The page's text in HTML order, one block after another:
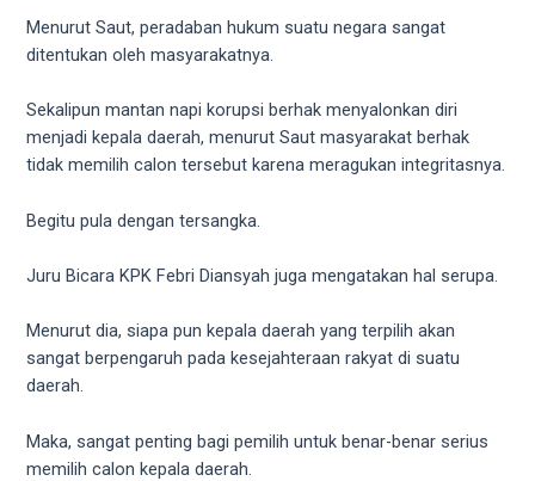
completely
free!
Menurut Saut, peradaban hukum suatu negara sangat
ditentukan oleh masyarakatnya.
Sekalipun mantan napi korupsi berhak menyalonkan diri
menjadi kepala daerah, menurut Saut masyarakat berhak
tidak memilih calon tersebut karena meragukan integritasnya.
Begitu pula dengan tersangka.
Juru Bicara KPK Febri Diansyah juga mengatakan hal serupa.
Menurut dia, siapa pun kepala daerah yang terpilih akan
sangat berpengaruh pada kesejahteraan rakyat di suatu
daerah.
Maka, sangat penting bagi pemilih untuk benar-benar serius
memilih calon kepala daerah.